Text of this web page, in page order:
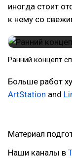
иногда стоит
к нему со
Ранний концепт
Больше работ
ArtStation and
Материал
Наши каналы в